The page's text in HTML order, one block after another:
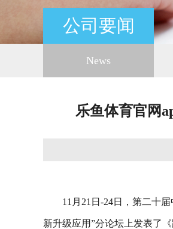
公司要闻
News
乐鱼体育官网
11月21日-24日，第二十
新升级应用”分论坛上发表了